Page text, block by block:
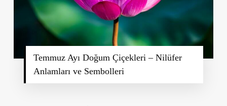
Temmuz Ayı Doğum Çiçekleri – Nilüfer
Anlamları ve Sembolleri